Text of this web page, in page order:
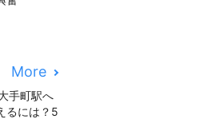
More
手町駅へ
るには？5